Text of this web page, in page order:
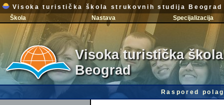
Visoka turistička škola strukovnih studija Beograd
Škola
Nastava Specijalizacija
Visoka turistička
Beograd
Raspored